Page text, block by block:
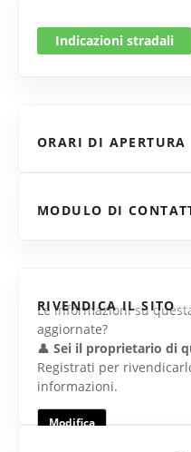
Indicazioni stradali
ORARI DI APERTURA
MODULO DI
RIVENDICA IL SITO
Le informazioni su
aggiornate?
👤 Sei il proprietario di
Registrati per
informazioni.
Modifica